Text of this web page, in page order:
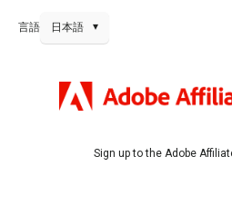
言語 日本語 ▾
Sign up to the Adobe